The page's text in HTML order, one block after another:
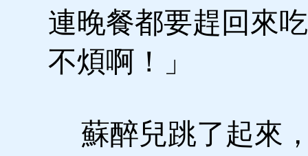
連晚餐都要趕回來
不煩啊！」
蘇醉兒跳了起來